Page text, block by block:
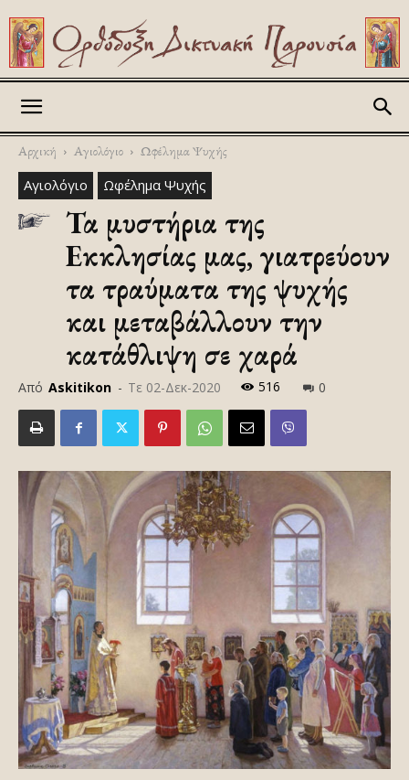
Αρχική Αγιολόγιο Ωφέλημα Ψυχής
Αγιολόγιο Ωφέλημα Ψυχής
Τα μυστήρια της
Εκκλησίας μας, γιατρεύουν
τα τραύματα της ψυχής
και μεταβάλλουν την
κατάθλιψη σε χαρά
Από Askitikon - Τε 02-Δεκ-2020 516 0